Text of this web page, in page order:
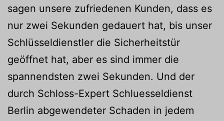
sagen unsere zufriedenen Kunden, dass es
nur zwei Sekunden gedauert hat, bis unser
Schlüsseldienstler die Sicherheitstür
geöffnet hat, aber es sind immer die
spannendsten zwei Sekunden. Und der
durch Schloss-Expert Schluesseldienst
Berlin abgewendeter Schaden in jedem